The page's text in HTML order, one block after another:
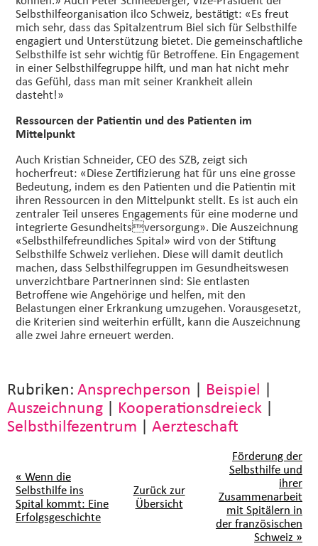
Selbsthilfeorganisation ilco Schweiz, bestätigt: «Es freut
mich sehr, dass das Spitalzentrum Biel sich für Selbsthilfe
engagiert und Unterstützung bietet. Die gemeinschaftliche
Selbsthilfe ist sehr wichtig für Betroffene. Ein Engagement
in einer Selbsthilfegruppe hilft, und man hat nicht mehr
das Gefühl, dass man mit seiner Krankheit allein
dasteht!»
Ressourcen der Patientin und des Patienten im
Mittelpunkt
Auch Kristian Schneider, CEO des SZB, zeigt sich
hocherfreut: «Diese Zertifizierung hat für uns eine grosse
Bedeutung, indem es den Patienten und die Patientin mit
ihren Ressourcen in den Mittelpunkt stellt. Es ist auch ein
zentraler Teil unseres Engagements für eine moderne und
integrierte Gesundheitsversorgung». Die Auszeichnung
«Selbsthilfefreundliches Spital» wird von der Stiftung
Selbsthilfe Schweiz verliehen. Diese will damit deutlich
machen, dass Selbsthilfegruppen im Gesundheitswesen
unverzichtbare Partnerinnen sind: Sie entlasten
Betroffene wie Angehörige und helfen, mit den
Belastungen einer Erkrankung umzugehen. Vorausgesetzt,
die Kriterien sind weiterhin erfüllt, kann die Auszeichnung
alle zwei Jahre erneuert werden.
Rubriken:Ansprechperson | Beispiel |
Auszeichnung | Kooperationsdreieck |
Selbsthilfezentrum | Aerzteschaft
« Wenn die
Selbsthilfe ins
Spital kommt: Eine
Erfolgsgeschichte
Zurück zur
Übersicht
Förderung der
Selbsthilfe und
ihrer
Zusammenarbeit
mit Spitälern in
der französischen
Schweiz »